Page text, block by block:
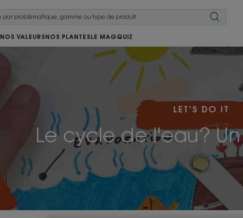
NOS VALEURSNOS PLANTESLE MAG QUIZ
LET’S DO IT
Le cycle de l'eau?